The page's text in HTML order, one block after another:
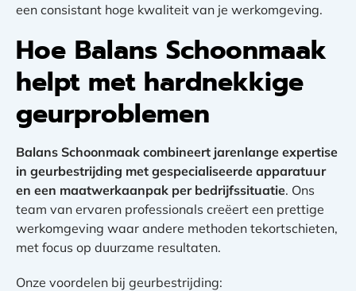
een consistant hoge kwaliteit van je werkomgeving.
Hoe Balans Schoonmaak
helpt met hardnekkige
geurproblemen
Balans Schoonmaak combineert jarenlange expertise
in geurbestrijding met gespecialiseerde apparatuur
en een maatwerkaanpak per bedrijfssituatie. Ons
team van ervaren professionals creëert een prettige
werkomgeving waar andere methoden tekortschieten,
met focus op duurzame resultaten.
Onze voordelen bij geurbestrijding: